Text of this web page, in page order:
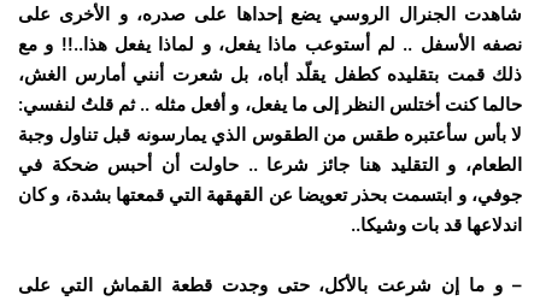
شاهدت الجنرال الروسي يضع إحداها على صدره، و الأخرى على
نصفه الأسفل .. لم أستوعب ماذا يفعل، و لماذا يفعل هذا..!! و مع
ذلك قمت بتقليده كطفل يقلّد أباه، بل شعرت أنني أمارس الغش،
حالما كنت أختلس النظر إلى ما يفعل، و أفعل مثله .. ثم قلتُ لنفسي:
لا بأس سأعتبره طقس من الطقوس الذي يمارسونه قبل تناول وجبة
الطعام، و التقليد هنا جائز شرعا .. حاولت أن أحبس ضحكة في
جوفي، و ابتسمت بحذر تعويضا عن القهقهة التي قمعتها بشدة، و كان
اندلاعها قد بات وشيكا..
– و ما إن شرعت بالأكل، حتى وجدت قطعة القماش التي على